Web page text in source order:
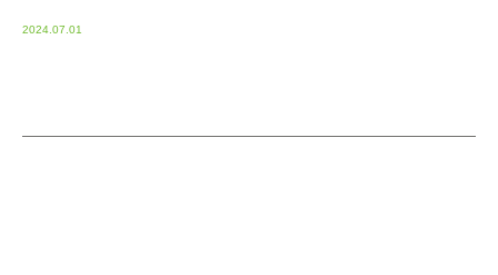
2024.07.01